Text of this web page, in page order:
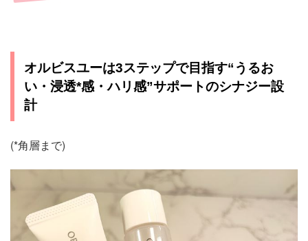
オルビスユーは3ステップで目指す“うるお
い・浸透*感・ハリ感”サポートのシナジー設
計
(*角層まで)